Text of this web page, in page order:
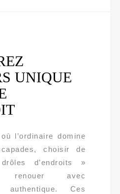
UNIQUE
l’ordinaire domine
choisir de
d’endroits »
avec
authentique. Ces